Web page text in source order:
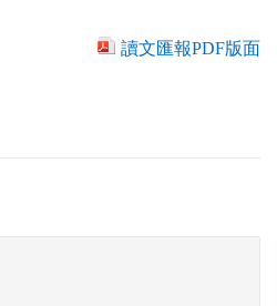
讀文匯報PDF版面